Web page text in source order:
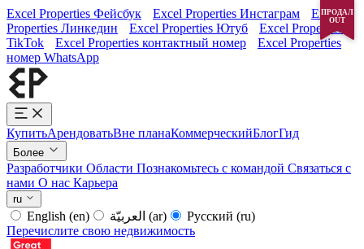
Excel Properties Фейсбук Excel Properties Инстаграм
Excel
Properties Линкедин
Excel Properties Ютуб
Excel Properties
TikTok
Excel Properties контактный номер
Excel Properties
номер WhatsApp
КупитьАрендоватьВне планаКоммерческийБлогГид
Более
Разработчики Области Познакомьтесь с командой Связаться с
нами О нас Карьера
ru
English (en) (ar) Русский (ru)
Перечислите свою недвижимость
ПРОДАЛ
OUT